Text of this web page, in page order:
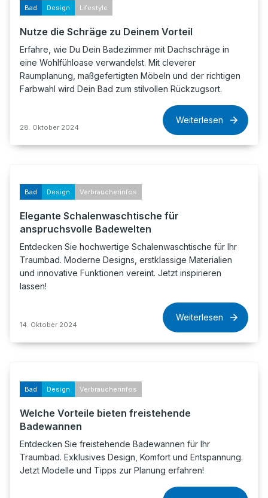
Bad Design Lifestyle
Nutze die Schräge zu Deinem Vorteil
Erfahre, wie Du Dein Badezimmer mit Dachschräge in
eine Wohlfühloase verwandelst. Mit cleverer
Raumplanung, maßgefertigten Möbeln und der richtigen
Farbwahl wird Dein Bad zum stilvollen Rückzugsort.
28. Oktober 2024
Weiterlesen
Bad Design Verbraucherinfos
Elegante Schalenwaschtische für
anspruchsvolle Badewelten
Entdecken Sie hochwertige Schalenwaschtische für Ihr
Traumbad. Moderne Designs, erstklassige Materialien
und innovative Funktionen vereint. Jetzt inspirieren
lassen!
14. Oktober 2024
Weiterlesen
Bad Design Verbraucherinfos
Welche Vorteile bieten freistehende
Badewannen
Entdecken Sie freistehende Badewannen für Ihr
Traumbad. Exklusives Design, Komfort und Entspannung.
Jetzt Modelle und Tipps zur Planung erfahren!